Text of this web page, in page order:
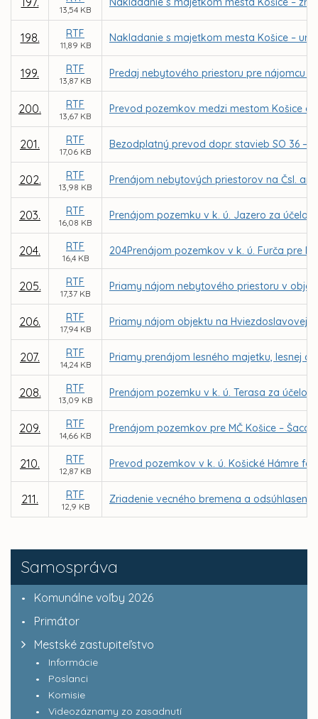
Samospráva
Komunálne voľby 2026
Primátor
Mestské zastupiteľstvo
Informácie
Poslanci
Komisie
Videozáznamy zo zasadnutí
13,54 KB
198. RTF
11,89 KB
Nakladanie s majetkom mesta Košice –
199. RTF
13,87 KB
Predaj nebytového priestoru pre nájomcu
200. RTF
13,67 KB
Prevod pozemkov medzi mestom Košice a
201. RTF
17,06 KB
Bezodplatný prevod dopr. stavieb SO 36 –
202. RTF
13,98 KB
Prenájom nebytových priestorov na Čsl.
203. RTF
16,08 KB
Prenájom pozemku v k. ú. Jazero za
204. RTF
16,4 KB
204Prenájom pozemkov v k. ú. Furča pre
205. RTF
17,37 KB
Priamy nájom nebytového priestoru v
206. RTF
17,94 KB
Priamy nájom objektu na Hviezdoslavovej
207. RTF
14,24 KB
Priamy prenájom lesného majetku, lesnej
208. RTF
13,09 KB
Prenájom pozemku v k. ú. Terasa za
209. RTF
14,66 KB
Prenájom pozemkov pre MČ Košice – Šaca
210. RTF
12,87 KB
Prevod pozemkov v k. ú. Košické Hámre
211. RTF
12,9 KB
Zriadenie vecného bremena a